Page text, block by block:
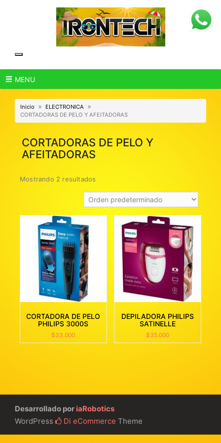
MENU
Inicio
ELECTRONICA
CORTADORAS DE PELO Y AFEITADORAS
CORTADORAS DE PELO Y
AFEITADORAS
Mostrando 2 resultados
CORTADORA DE PELO
PHILIPS 3000S
$33.000
DEPILADORA PHILIPS
SATINELLE
$35.000
Desarrollado por iaRobotics
WordPress
Di eCommerce Theme